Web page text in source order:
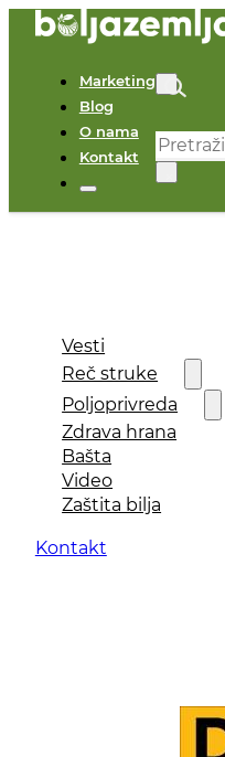
Marketing
Blog
O nama
Kontakt
Pretraga
Vesti
Reč struke
Poljoprivreda
Zdrava hrana
Bašta
Video
Zaštita bilja
Kontakt